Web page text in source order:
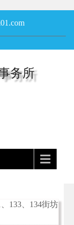
务所
133、134街坊